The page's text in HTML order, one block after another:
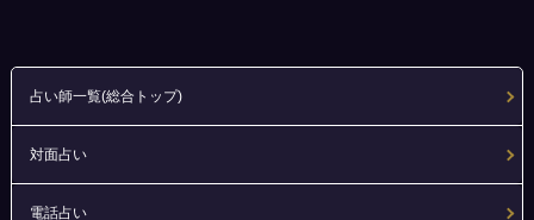
占い師一覧(総合トップ)
対面占い
電話占い